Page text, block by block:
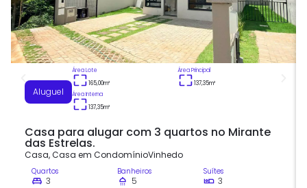
Aluguel
Área Lote
165,00m²
Área Principal
137,35m²
Área Interna
137,35m²
Casa para alugar com 3 quartos no Mirante
das Estrelas.
Casa,Casa em CondomínioVinhedo
Quartos
3
Banheiros
5
Suítes
3